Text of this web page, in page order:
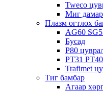
Tweco
Миг
Плазм огтлох
AG60
Бусад
P80
PT31
Trafimet
Тиг бамбар
Агаар